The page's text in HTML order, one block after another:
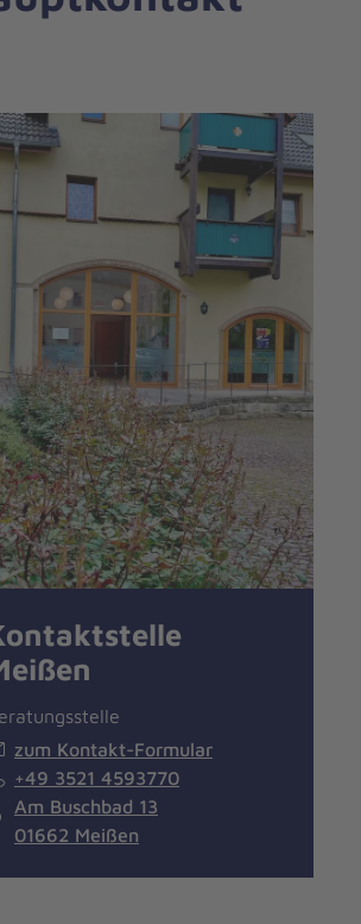
zum Kontakt-Formular
+49 3521 4593770
Am Buschbad 13
01662 Meißen